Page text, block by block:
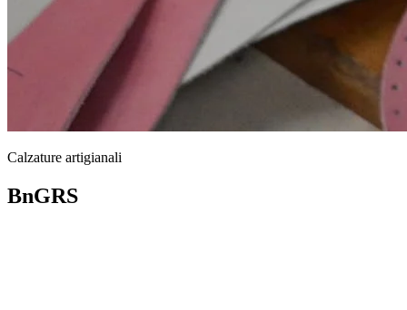
Calzature artigianali
BnGRS